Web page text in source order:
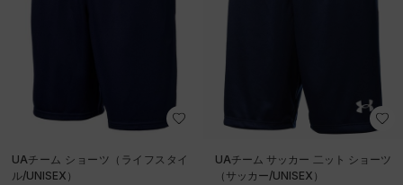
UAチーム ショーツ（ライフスタイ
ル/UNISEX）
UAチーム サッカー 二ット ショーツ
（サッカー/UNISEX）